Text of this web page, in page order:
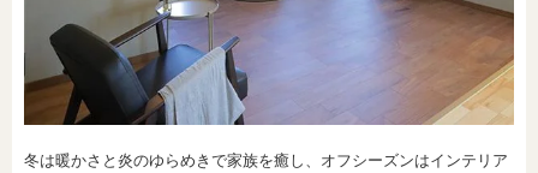
冬は暖かさと炎のゆらめきで家族を癒し、オフシーズンはインテリア